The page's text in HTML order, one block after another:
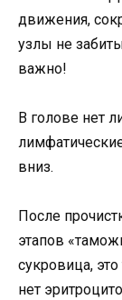
движения,
узлы не
важно!
В голове нет
вниз.
После
этапов
сукровица,
нет